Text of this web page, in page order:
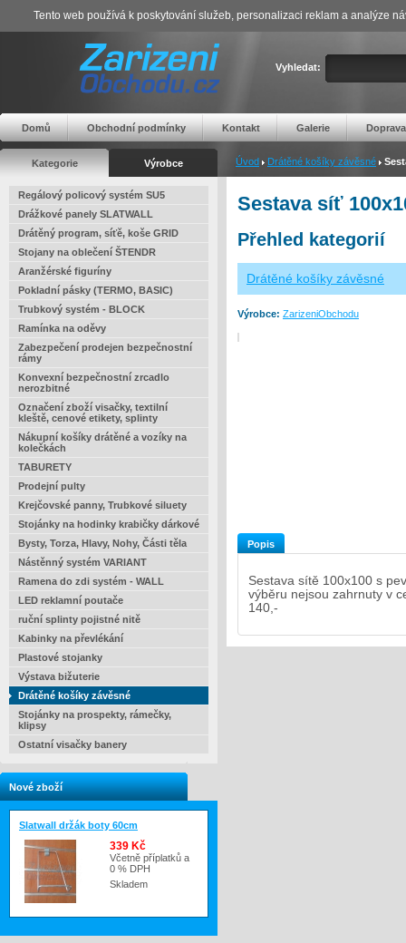
Vyhledat:
Domů Obchodní podmínky Kontakt Galerie Doprava
Kategorie Výrobce Úvod Drátěné košíky závěsné
Regálový policový systém SU5
Drážkové panely SLATWALL
Drátěný program, síťě, koše GRID
Stojany na oblečení ŠTENDR
Aranžérské figuríny
Pokladní pásky (TERMO, BASIC)
Trubkový systém - BLOCK
Ramínka na oděvy
Zabezpečení prodejen bezpečnostní
rámy
Konvexní bezpečnostní zrcadlo
nerozbitné
Označení zboží visačky, textilní
kleště, cenové etikety, splinty
Nákupní košíky drátěné a vozíky na
kolečkách
TABURETY
Prodejní pulty
Krejčovské panny, Trubkové siluety
Stojánky na hodinky krabičky dárkové
Bysty, Torza, Hlavy, Nohy, Části těla
Nástěnný systém VARIANT
Ramena do zdi systém - WALL
LED reklamní poutače
ruční splinty pojistné nitě
Kabinky na převlékání
Plastové stojanky
Výstava bižuterie
Drátěné košíky závěsné
Stojánky na prospekty, rámečky,
klipsy
Ostatní visačky banery
Nové zboží
Slatwall držák boty 60cm
339 Kč
Včetně příplatků a
0 % DPH
Skladem
Sestava síť
Přehled kategorií
Drátěné košíky závěsné
Výrobce: ZarizeniObchodu
Popis
Sestava sítě 100x100 s
výběru nejsou zahrnuty v
140,-
Tento web používá k poskytování služeb, personalizaci reklam a analýze